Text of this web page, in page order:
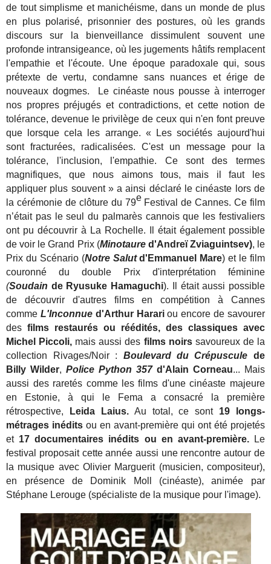
de tout simplisme et manichéisme, dans un monde de plus
en plus polarisé, prisonnier des postures, où les grands
discours sur la bienveillance dissimulent souvent une
profonde intransigeance, où les jugements hâtifs remplacent
l'empathie et l'écoute. Une époque paradoxale qui, sous
prétexte de vertu, condamne sans nuances et érige de
nouveaux dogmes. Le cinéaste nous pousse à interroger
nos propres préjugés et contradictions, et cette notion de
tolérance, devenue le privilège de ceux qui n'en font preuve
que lorsque cela les arrange. « Les sociétés aujourd'hui
sont fracturées, radicalisées. C'est un message pour la
tolérance, l'inclusion, l'empathie. Ce sont des termes
magnifiques, que nous aimons tous, mais il faut les
appliquer plus souvent » a ainsi déclaré le cinéaste lors de
la cérémonie de clôture du 79e Festival de Cannes. Ce film
n’était pas le seul du palmarès cannois que les festivaliers
ont pu découvrir à La Rochelle. Il était également possible
de voir le Grand Prix (Minotaured'Andreï Zviaguintsev), le
Prix du Scénario (Notre Salutd'Emmanuel Mare) et le film
couronné du double Prix d'interprétation féminine
(Soudain de Ryusuke Hamaguchi). Il était aussi possible
de découvrir d'autres films en compétition à Cannes
comme L'Inconnued'Arthur Harariou encore de savourer
des films restaurés ou réédités, des classiques avec
Michel Piccoli, mais aussi des films noirssavoureux de la
collection Rivages/Noir : Boulevard du Crépuscule de
Billy Wilder,Police Python 357 d'Alain Corneau... Mais
aussi des raretés comme les films d'une cinéaste majeure
en Estonie, à qui le Fema a consacré la première
rétrospective,
Leida Laius.Au total, ce sont 19 longs-
métrages inéditsou en avant-première qui ont été projetés
et 17 documentaires inédits ou en avant-première.Le
festival proposait cette année aussi une rencontre autour de
la musique avec Olivier Marguerit (musicien, compositeur),
en présence de Dominik Moll (cinéaste), animée par
Stéphane Lerouge (spécialiste de la musique pour l'image).